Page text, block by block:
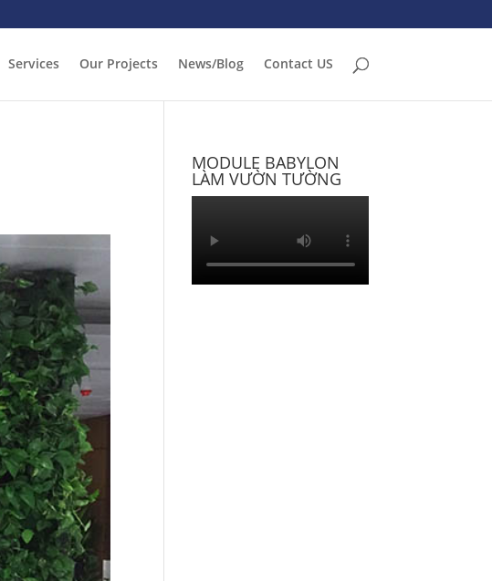
Services Our Projects News/Blog Contact US
MODULE BABYLON
LÀM VƯỜN TƯỜNG